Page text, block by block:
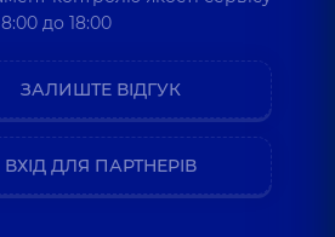
до 18:00
ЗАЛИШТЕ ВІДГУК
ВХІД ДЛЯ ПАРТНЕРІВ